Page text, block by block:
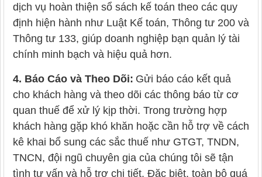
dịch vụ hoàn thiện sổ sách kế toán theo các quy
định hiện hành như Luật Kế toán, Thông tư 200 và
Thông tư 133, giúp doanh nghiệp bạn quản lý tài
chính minh bạch và hiệu quả hơn.
4. Báo Cáo và Theo Dõi: Gửi báo cáo kết quả
cho khách hàng và theo dõi các thông báo từ cơ
quan thuế để xử lý kịp thời. Trong trường hợp
khách hàng gặp khó khăn hoặc cần hỗ trợ về cách
kê khai bổ sung các sắc thuế như GTGT, TNDN,
TNCN, đội ngũ chuyên gia của chúng tôi sẽ tận
tình tư vấn và hỗ trợ chi tiết. Đặc biệt, toàn bộ quá